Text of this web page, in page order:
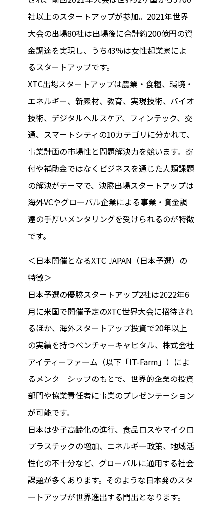
社以上のスタートアップが参加。2021年世界
大会の出場80社は出場後に合計約200億円の資
金調達を実現し、うち43%は女性起業家によ
るスタートアップです。
XTC出場スタートアップは農業・食糧、環境・
エネルギー、新素材、教育、実現技術、バイオ
技術、デジタルヘルスケア、フィンテック、交
通、スマートシティの10カテゴリに分かれて、
事業計画の市場性と問題解決力を競います。寄
付や補助金ではなくビジネスを通じた人類課題
の解決がテーマで、決勝出場スタートアップは
海外VCやグローバル企業による事業・資金調
達の手厚いメンタリングを受けられるのが特徴
です。
＜日本開催となるXTC JAPAN（日本予選）の
特徴＞
日本予選の優勝スタートアップ2社は2022年6
月に米国で開催予定のXTC世界大会に招待され
るほか、海外スタートアップ投資で20年以上
の実績を持つベンチャーキャピタル、株式会社
アイティーファーム（以下「IT-Farm」）によ
るメンターシップのもとで、世界的企業の投資
部門や協業責任者に事業のプレゼンテーション
が可能です。
日本は少子高齢化の進行、食品ロスやマイクロ
プラスチックの増加、エネルギー政策、地域活
性化の不十分など、グローバルに通用する社会
課題が多くあります。そのような日本発のスタ
ートアップが世界進出する門出となります。